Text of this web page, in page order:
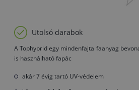
Utolsó darabok
A Tophybrid egy mindenfajta faanyag
is használható fapác
akár 7 évig tartó UV-védelem